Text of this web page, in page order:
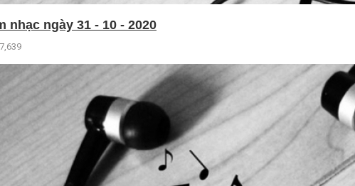
nhạc ngày 31 - 10 - 2020
7,639